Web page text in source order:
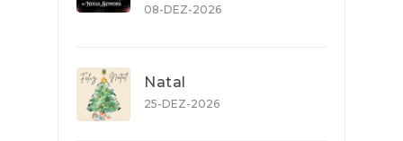
08-DEZ-2026
Natal
25-DEZ-2026